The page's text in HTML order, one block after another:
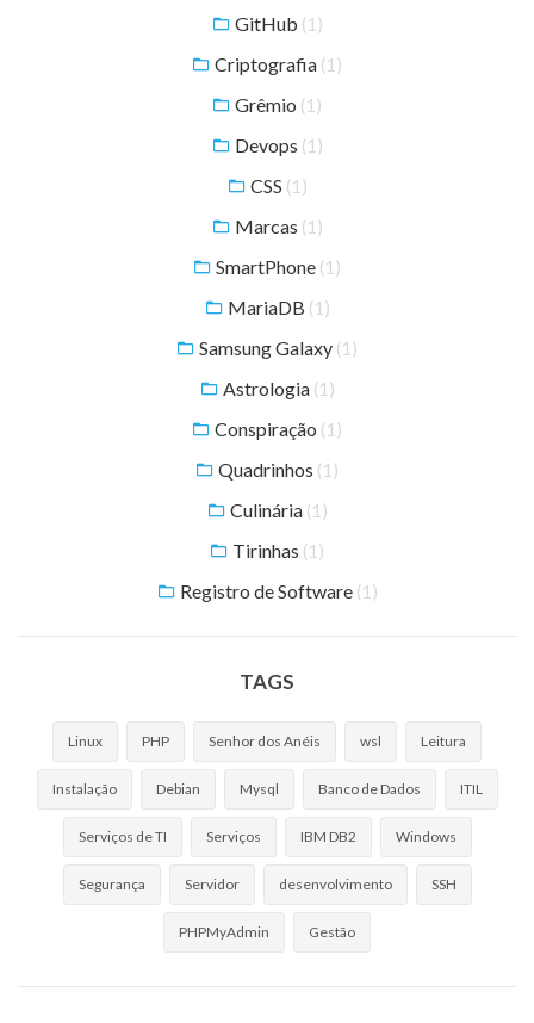
GitHub (1)
Criptografia (1)
Grêmio (1)
Devops (1)
CSS (1)
Marcas (1)
SmartPhone (1)
MariaDB (1)
Samsung Galaxy (1)
Astrologia (1)
Conspiração (1)
Quadrinhos (1)
Culinária (1)
Tirinhas (1)
Registro de Software (1)
TAGS
Linux PHP Senhor dos Anéis wsl Leitura
Instalação Debian Mysql Banco de Dados ITIL
Serviços de TI Serviços IBM DB2 Windows
Segurança Servidor desenvolvimento SSH
PHPMyAdmin Gestão